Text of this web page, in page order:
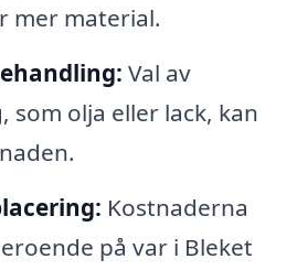
mer material.
Val av
som olja eller lack, kan
Kostnaderna
på var i Bleket